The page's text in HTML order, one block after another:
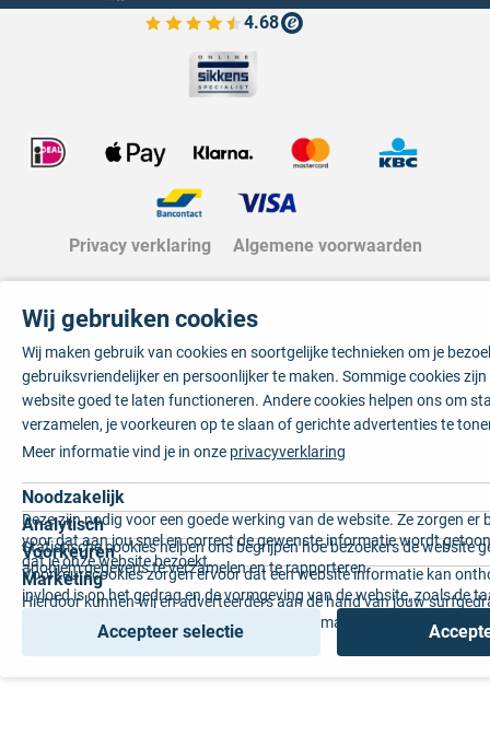
4.68
Bekijk de verfplaza beoordelingen
Privacy verklaring Algemene voorwaarden
Wij gebruiken cookies
Wij maken gebruik van cookies en soortgelijke technieken om je
gebruiksvriendelijker en persoonlijker te maken. Sommige cookies
website goed te laten functioneren. Andere cookies helpen ons om
verzamelen, je voorkeuren op te slaan of gerichte advertenties te
Meer informatie vind je in onze privacyverklaring
Noodzakelijk
Deze zijn nodig voor een goede werking van de website. Ze zorgen er
voor dat aan jou snel en correct de gewenste informatie wordt
dat je onze website bezoekt.
Analytisch
Statistische cookies helpen ons begrijpen hoe bezoekers de website
anoniem gegevens te verzamelen en te rapporteren.
Voorkeuren
Voorkeurscookies zorgen ervoor dat een website informatie kan
invloed is op het gedrag en de vormgeving van de website, zoals de
Marketing
Hierdoor kunnen wij en adverteerders aan de hand van jouw
gepersonaliseerde online advertenties en op maat gemaakte content
Accepteer selectie